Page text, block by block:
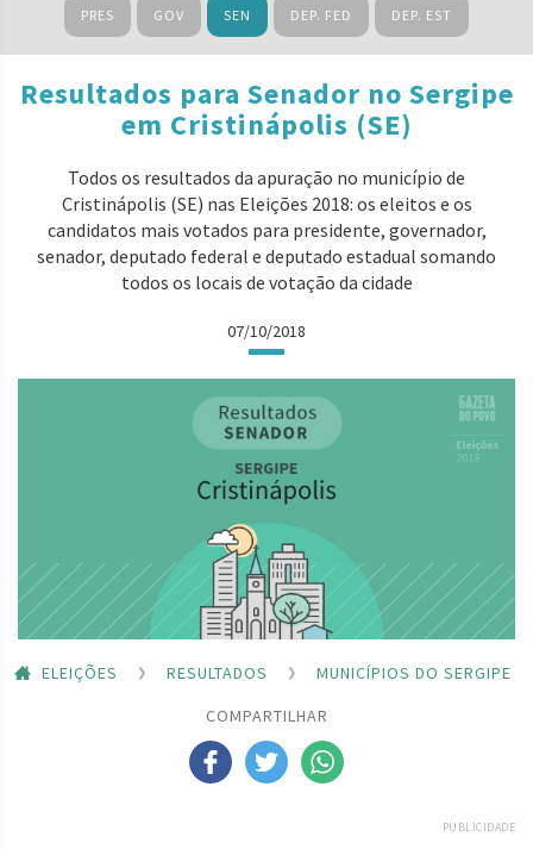
PRES GOV SEN DEP. FED DEP. EST
Resultados para Senador no Sergipe
em Cristinápolis (SE)
Todos os resultados da apuração no município de
Cristinápolis (SE) nas Eleições 2018: os eleitos e os
candidatos mais votados para presidente, governador,
senador, deputado federal e deputado estadual somando
todos os locais de votação da cidade
07/10/2018
ELEIÇÕES RESULTADOS
MUNICÍPIOS DO SERGIPE
COMPARTILHAR
PUBLICIDADE